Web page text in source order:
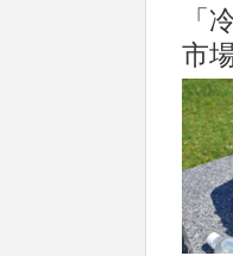
「
市